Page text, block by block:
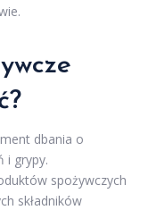
dbania o
i grypy.
spożywczych
składników